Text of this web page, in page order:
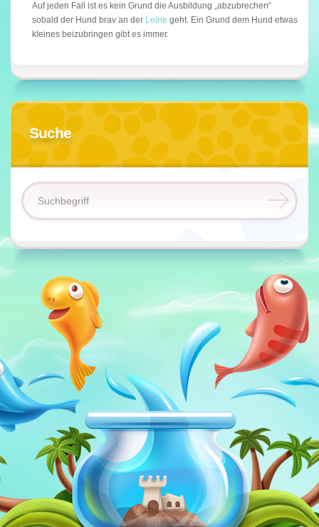
Auf jeden Fall ist es kein Grund die Ausbildung „abzubrechen“
sobald der Hund brav an der Leine geht. Ein Grund dem Hund etwas
kleines beizubringen gibt es immer.
Suche